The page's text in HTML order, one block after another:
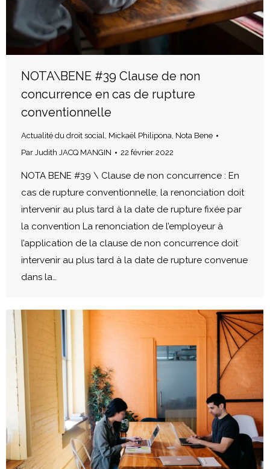
NOTA\BENE #39 Clause de non
concurrence en cas de rupture
conventionnelle
Actualité du droit social Mickaël Philipona Nota Bene
Par Judith JACQ MANGIN 22 février 2022
NOTA BENE #39 \ Clause de non concurrence : En
cas de rupture conventionnelle, la renonciation doit
intervenir au plus tard à la date de rupture fixée par
la convention La renonciation de l’employeur à
l’application de la clause de non concurrence doit
intervenir au plus tard à la date de rupture convenue
dans la…